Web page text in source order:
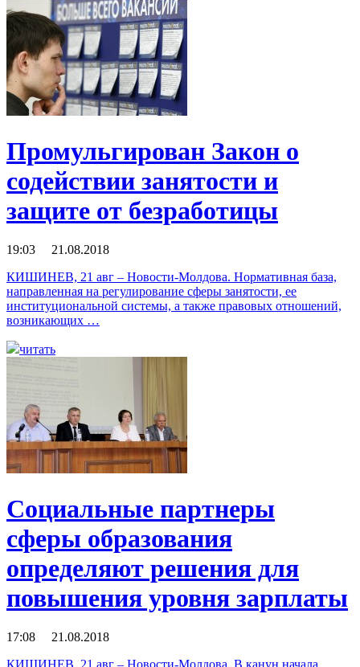
Промульгирован Закон о
содействии занятости и
защите от безработицы
19:03 21.08.2018
КИШИНЕВ, 21 авг – Новости-Молдова. Нормативная база,
направленная на регулирование сферы занятости, ее
институциональной системы, а также правовых отношений,
возникающих …
читать
Социальные партнеры
сферы образования
определяют решения для
повышения уровня зарплаты
17:08 21.08.2018